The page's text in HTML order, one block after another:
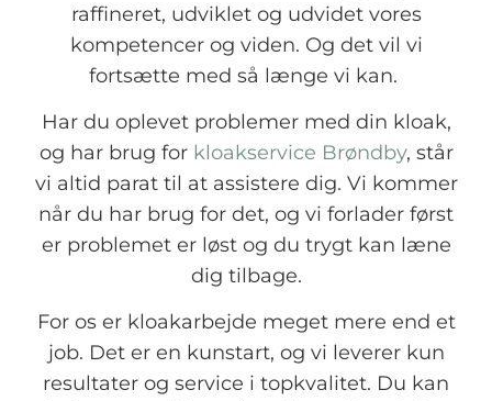
raffineret, udviklet og udvidet vores
kompetencer og viden. Og det vil vi
fortsætte med så længe vi kan.
Har du oplevet problemer med din kloak,
og har brug for kloakservice Brøndby, står
vi altid parat til at assistere dig. Vi kommer
når du har brug for det, og vi forlader først
er problemet er løst og du trygt kan læne
dig tilbage.
For os er kloakarbejde meget mere end et
job. Det er en kunstart, og vi leverer kun
resultater og service i topkvalitet. Du kan